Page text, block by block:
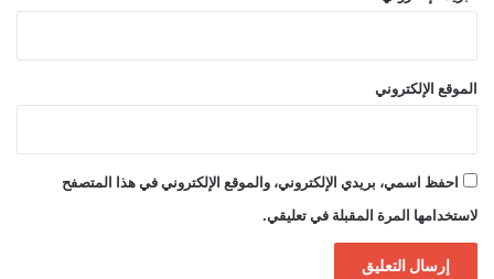
الموقع الإلكتروني
احفظ اسمي، بريدي الإلكتروني، والموقع الإلكتروني في هذا المتصفح
لاستخدامها المرة المقبلة في تعليقي.